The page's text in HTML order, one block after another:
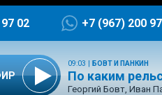
02 +7 (967) 200
09:03 БОВТ И ПАНКИН
По каким
Георгий Бовт, Иван